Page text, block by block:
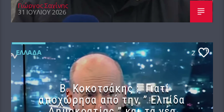
Γιώργος Σαχίνης
31 ΙΟΥΛΊΟΥ 2026
ΕΛΛΆΔΑ 2
Β. Κοκοτσάκης : Γιατί
αποχώρησα από την ” Ελπίδα